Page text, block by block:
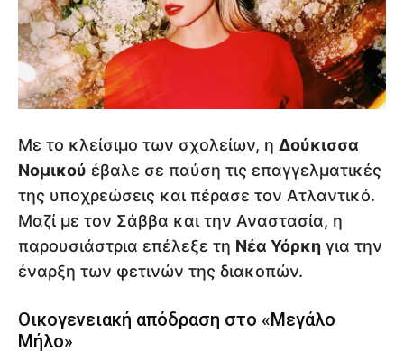
Με το κλείσιμο των σχολείων, η Δούκισσα
Νομικού έβαλε σε παύση τις επαγγελματικές
της υποχρεώσεις και πέρασε τον Ατλαντικό.
Μαζί με τον Σάββα και την Αναστασία, η
παρουσιάστρια επέλεξε τη Νέα Υόρκη για την
έναρξη των φετινών της διακοπών.
Οικογενειακή απόδραση στο «Μεγάλο
Μήλο»